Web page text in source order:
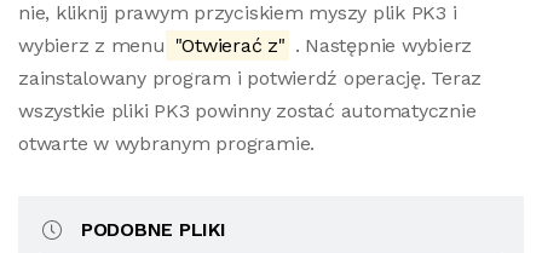
nie, kliknij prawym przyciskiem myszy plik PK3 i
wybierz z menu "Otwierać z" . Następnie wybierz
zainstalowany program i potwierdź operację. Teraz
wszystkie pliki PK3 powinny zostać automatycznie
otwarte w wybranym programie.
PODOBNE PLIKI